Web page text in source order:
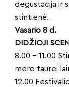
degustacija ir
stintienė.
Vasario 8 d.
DIDŽIOJI
8.00 – 11.00
mero taurei
12.00